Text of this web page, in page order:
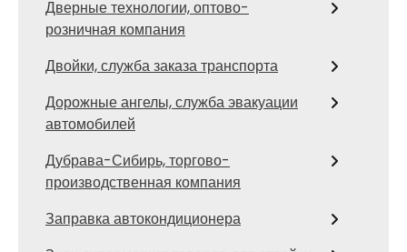
Дверные технологии, оптово-
розничная компания
Двойки, служба заказа транспорта
Дорожные ангелы, служба эвакуации
автомобилей
Дубрава-Сибирь, торгово-
производственная компания
Заправка автокондиционера